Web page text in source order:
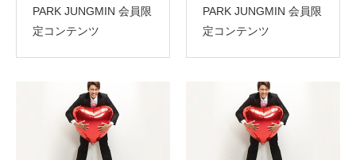
PARK JUNGMIN 会員限
定コンテンツ
PARK JUNGMIN 会員限
定コンテンツ